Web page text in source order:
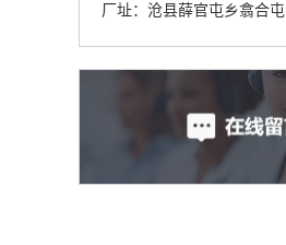
厂址：沧县薛官屯乡翕合屯